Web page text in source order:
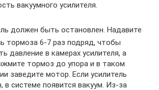
вакуумного усилителя.
должен быть остановлен. Надавите
тормоза 6-7 раз подряд, чтобы
давление в камерах усилителя, а
тормоз до упора и в таком
заведите мотор. Если усилитель
в системе появится вакуум. Из-за